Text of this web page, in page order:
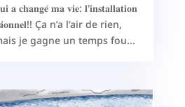
𝐚 𝐜𝐡𝐚𝐧𝐠𝐞́ 𝐦𝐚 𝐯𝐢𝐞: 𝐥'𝐢𝐧𝐬𝐭𝐚𝐥𝐥𝐚𝐭𝐢𝐨𝐧
Ça n’a l’air de rien,
je gagne un temps fou...